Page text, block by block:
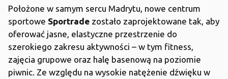
Położone w samym sercu Madrytu, nowe centrum
sportowe Sportrade zostało zaprojektowane tak, aby
oferować jasne, elastyczne przestrzenie do
szerokiego zakresu aktywności – w tym fitness,
zajęcia grupowe oraz halę basenową na poziomie
piwnic. Ze względu na wysokie natężenie dźwięku w